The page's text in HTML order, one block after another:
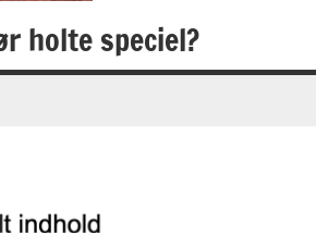
holte speciel?